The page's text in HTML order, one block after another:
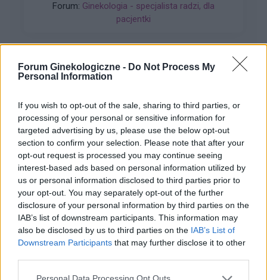
Forum Ginekologiczne - Do Not Process My
Personal Information
If you wish to opt-out of the sale, sharing to third parties, or
processing of your personal or sensitive information for
targeted advertising by us, please use the below opt-out
section to confirm your selection. Please note that after your
opt-out request is processed you may continue seeing
interest-based ads based on personal information utilized by
us or personal information disclosed to third parties prior to
your opt-out. You may separately opt-out of the further
disclosure of your personal information by third parties on the
IAB’s list of downstream participants. This information may
also be disclosed by us to third parties on the IAB’s List of
Downstream Participants that may further disclose it to other
wczoraj. Pomyliłam się. wczoraj odbyłam
stosunek z mężem. Kupiłam w Turcji
w sobotę. powinnam zrobić teraz 7 dni przerwy i
włożyć nowy krążek w następną niedzielę? Czy
Forum: Ginekologia - specjalista radzi, dla
pacjentki
Witam co to może być ?
Zaczęło swędzieć i zobaczyłam to
Forum:Ginekologia - specjalista radzi, dla
pacjentki
gość